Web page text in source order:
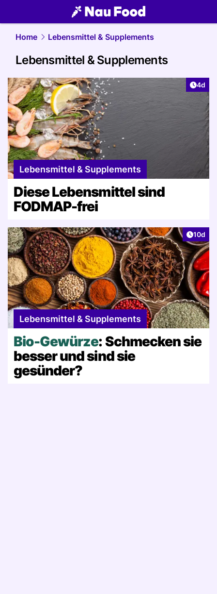
food.NAU.ch
Home Lebensmittel & Supplements
Lebensmittel & Supplements
4d
Lebensmittel & Supplements
Diese Lebensmittel sind
FODMAP-frei
Artikel
10d
Lebensmittel & Supplements
Bio-Gewürze: Schmecken sie
besser und sind sie
gesünder?